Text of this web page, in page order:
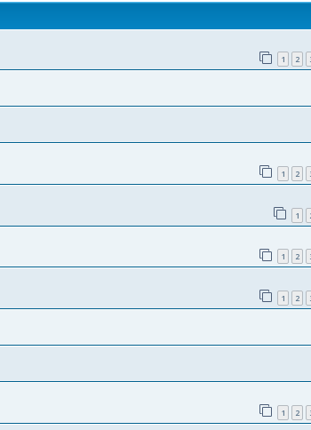
1 2
1 2
1
1 2
1 2
1 2